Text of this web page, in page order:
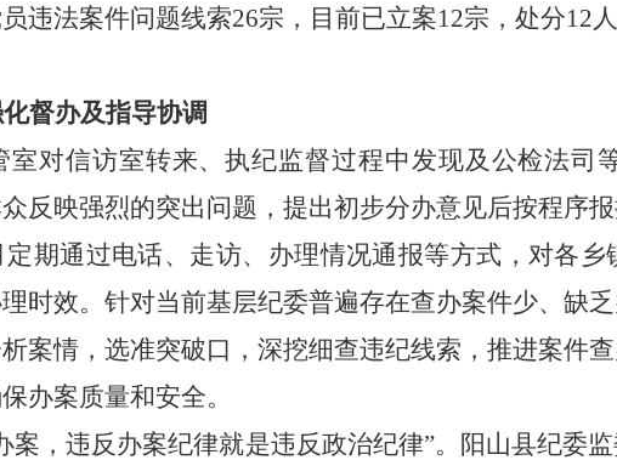
违法案件问题线索26宗，目前已立案12宗，处分12人
督办及指导协调
室对信访室转来、执纪监督过程中发现及公检法司
反映强烈的突出问题，提出初步分办意见后按程序报
期通过电话、走访、办理情况通报等方式，对各
时效。针对当前基层纪委普遍存在查办案件少、缺
案情，选准突破口，深挖细查违纪线索，推进案件
办案质量和安全。
案，违反办案纪律就是违反政治纪律”。阳山县纪委